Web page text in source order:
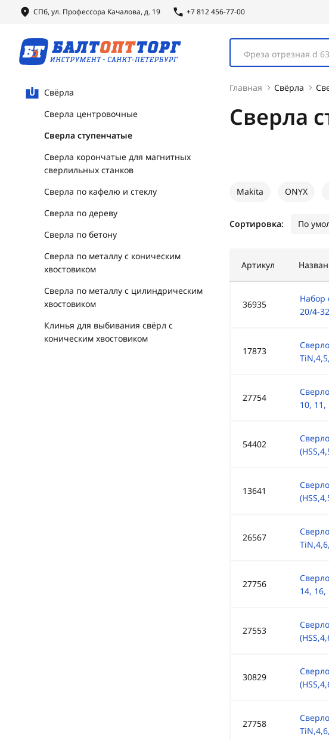
СПб, ул. Профессора Качалова, д. 19 +7 812 456-77-00
Фреза отрезная d
Свёрла
Сверла центровочные
Сверла ступенчатые
Сверла корончатые для магнитных
сверлильных станков
Сверла по кафелю и стеклу
Сверла по дереву
Сверла по бетону
Сверла по металлу с коническим
хвостовиком
Сверла по металлу с цилиндрическим
хвостовиком
Клинья для выбивания свёрл с
коническим хвостовиком
Главная Свёрла
Сверла
Makita ONYX
Сортировка: По
Артикул
36935
Набор
20/4-
17873
27754
10, 11,
54402
13641
26567
27756
14, 16,
27553
30829
27758